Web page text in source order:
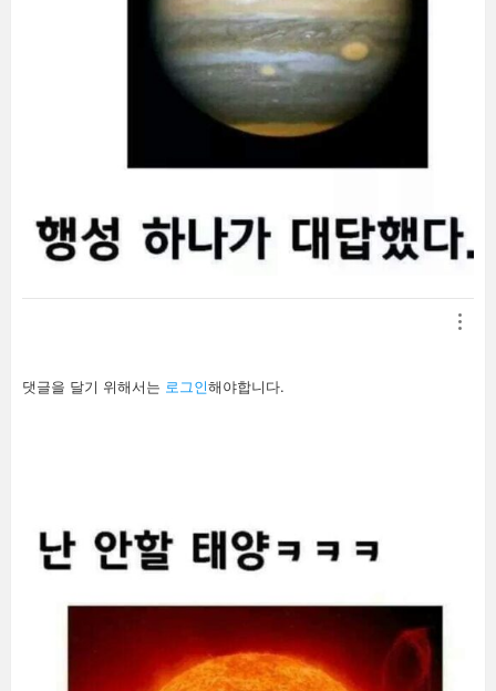
답
글
댓글을 달기 위해서는 로그인해야합니다.